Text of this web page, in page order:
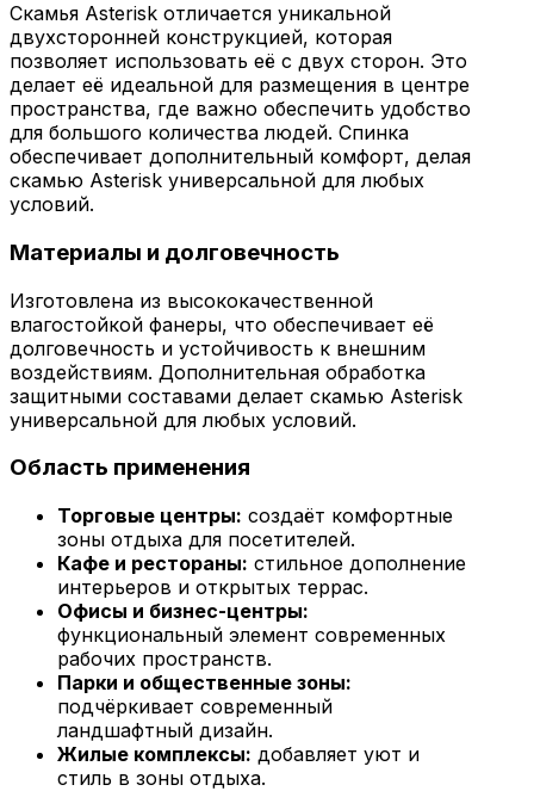
Скамья Asterisk отличается уникальной
двухсторонней конструкцией, которая
позволяет использовать её с двух сторон. Это
делает её идеальной для размещения в центре
пространства, где важно обеспечить удобство
для большого количества людей. Спинка
обеспечивает дополнительный комфорт, делая
скамью Asterisk универсальной для любых
условий.
Материалы и долговечность
Изготовлена из высококачественной
влагостойкой фанеры, что обеспечивает её
долговечность и устойчивость к внешним
воздействиям. Дополнительная обработка
защитными составами делает скамью Asterisk
универсальной для любых условий.
Область применения
Торговые центры: создаёт комфортные
зоны отдыха для посетителей.
Кафе и рестораны: стильное дополнение
интерьеров и открытых террас.
Офисы и бизнес-центры:
функциональный элемент современных
рабочих пространств.
Парки и общественные зоны:
подчёркивает современный
ландшафтный дизайн.
Жилые комплексы: добавляет уют и
стиль в зоны отдыха.